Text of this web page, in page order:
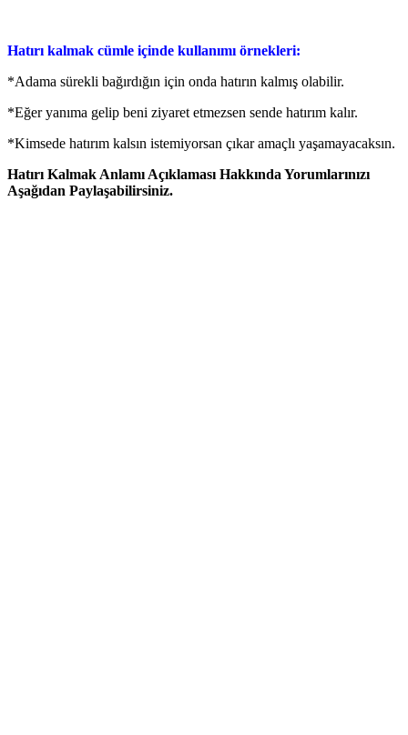
Hatırı kalmak cümle içinde kullanımı örnekleri:
*Adama sürekli bağırdığın için onda hatırın kalmış olabilir.
*Eğer yanıma gelip beni ziyaret etmezsen sende hatırım kalır.
*Kimsede hatırım kalsın istemiyorsan çıkar amaçlı yaşamayacaksın.
Hatırı Kalmak Anlamı Açıklaması Hakkında Yorumlarınızı
Aşağıdan Paylaşabilirsiniz.